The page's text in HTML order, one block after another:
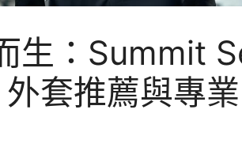
生：Summit
套推薦與專